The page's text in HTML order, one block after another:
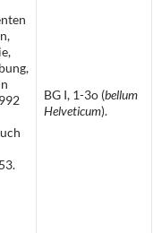
BG I, 1-3o (bellum
Helveticum).